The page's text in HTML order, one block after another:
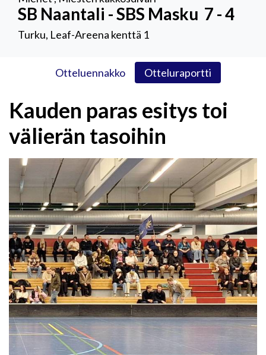
SB Naantali - SBS Masku 7 - 4
Turku, Leaf-Areena kenttä 1
Otteluennakko Otteluraportti
​Kauden paras esitys toi
välierän tasoihin